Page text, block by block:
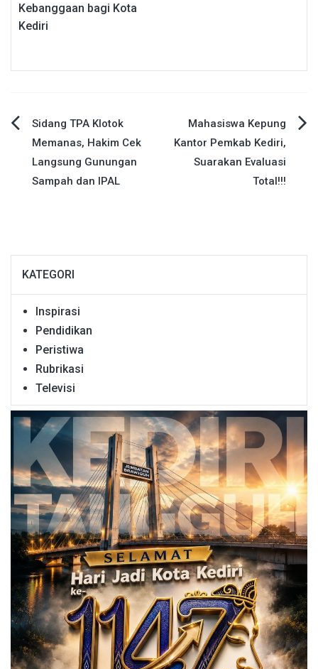
Kebanggaan bagi Kota
Kediri
Navigasi
pos
Sidang TPA Klotok
Memanas, Hakim Cek
Langsung Gunungan
Sampah dan IPAL
Mahasiswa Kepung
Kantor Pemkab Kediri,
Suarakan Evaluasi
Total!!!
KATEGORI
Inspirasi
Pendidikan
Peristiwa
Rubrikasi
Televisi